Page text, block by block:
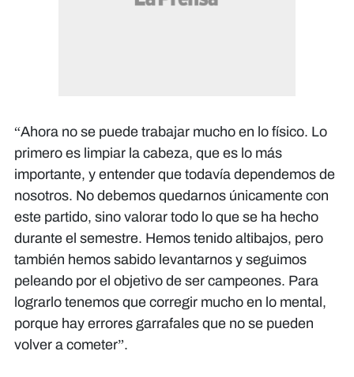
“Ahora no se puede trabajar mucho en lo físico. Lo
primero es limpiar la cabeza, que es lo más
importante, y entender que todavía dependemos de
nosotros. No debemos quedarnos únicamente con
este partido, sino valorar todo lo que se ha hecho
durante el semestre. Hemos tenido altibajos, pero
también hemos sabido levantarnos y seguimos
peleando por el objetivo de ser campeones. Para
lograrlo tenemos que corregir mucho en lo mental,
porque hay errores garrafales que no se pueden
volver a cometer”.​​​​​